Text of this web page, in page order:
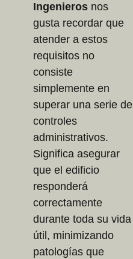
Ingenierosnos
gusta recordar que
atender a estos
requisitos no
consiste
simplemente en
superar una serie de
controles
administrativos.
Significa asegurar
que el edificio
responderá
correctamente
durante toda su vida
útil, minimizando
patologías que